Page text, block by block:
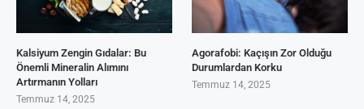
Kalsiyum Zengin Gıdalar: Bu
Önemli Mineralin Alımını
Artırmanın Yolları
Temmuz 14, 2025
Agorafobi: Kaçışın Zor Olduğu
Durumlardan Korku
Temmuz 14, 2025